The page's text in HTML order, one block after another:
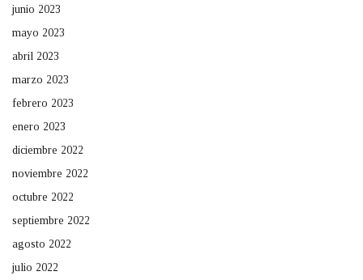
junio 2023
mayo 2023
abril 2023
marzo 2023
febrero 2023
enero 2023
diciembre 2022
noviembre 2022
octubre 2022
septiembre 2022
agosto 2022
julio 2022